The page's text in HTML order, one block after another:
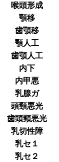
喉頭形成
顎移
歯顎移
顎人工
歯顎人工
内下
内甲悪
乳腺ガ
頭頸悪光
歯頭頸悪光
乳切性障
乳セ１
乳セ２